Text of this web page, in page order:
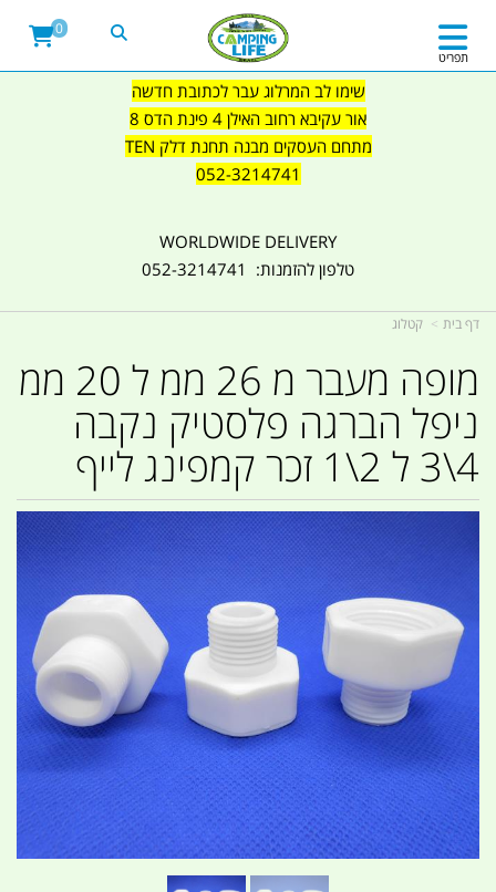
שימו לב המרלוג עבר לכתובת חדשה
אור עקיבא רחוב האילן 4 פינת הדס 8
מתחם העסקים מבנה תחנת דלק TEN
052-3214741
WORLDWIDE DELIVERY
טלפון להזמנות: 052-3214741
תפריט
0
דף בית קטלוג
מופה מעבר מ 26 ממ ל 20 ממ
ניפל הברגה פלסטיק נקבה
4\3 ל 2\1 זכר קמפינג לייף